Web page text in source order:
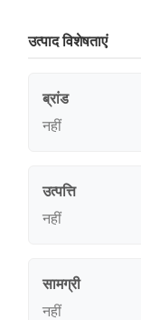
उत्पाद विशेषताएं
ब्रांड
नहीं
उत्पत्ति
नहीं
सामग्री
नहीं